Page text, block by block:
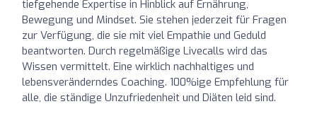
tiefgehende Expertise in Hinblick auf Ernährung,
Bewegung und Mindset. Sie stehen jederzeit für Fragen
zur Verfügung, die sie mit viel Empathie und Geduld
beantworten. Durch regelmäßige Livecalls wird das
Wissen vermittelt. Eine wirklich nachhaltiges und
lebensveränderndes Coaching. 100%ige Empfehlung für
alle, die ständige Unzufriedenheit und Diäten leid sind.